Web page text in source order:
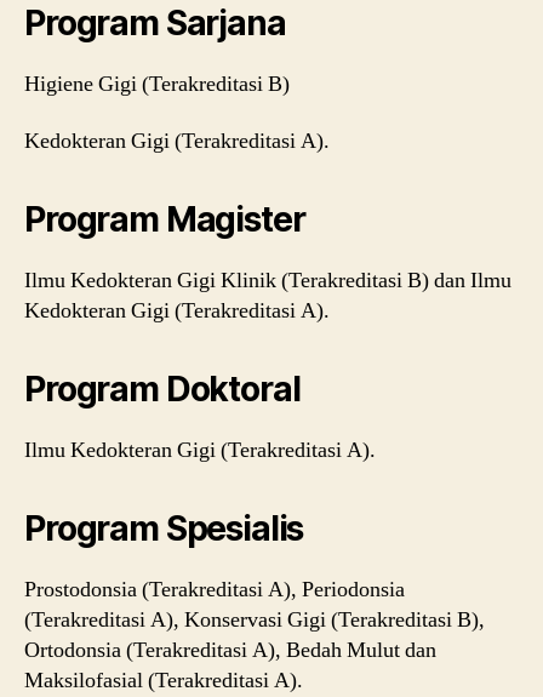
Program Sarjana
Higiene Gigi (Terakreditasi B)
Kedokteran Gigi (Terakreditasi A).
Program Magister
Ilmu Kedokteran Gigi Klinik (Terakreditasi B) dan Ilmu
Kedokteran Gigi (Terakreditasi A).
Program Doktoral
Ilmu Kedokteran Gigi (Terakreditasi A).
Program Spesialis
Prostodonsia (Terakreditasi A), Periodonsia
(Terakreditasi A), Konservasi Gigi (Terakreditasi B),
Ortodonsia (Terakreditasi A), Bedah Mulut dan
Maksilofasial (Terakreditasi A).